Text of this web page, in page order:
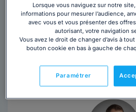
Cabinet
Gironde,
Lorsque vous naviguez sur notre
informations pour mesurer l’audience,
avec vous et vous présenter des
autorisant, votre navigation
Vous avez le droit de changer d’avis à
bouton cookie en bas à gauche de
Paramétrer